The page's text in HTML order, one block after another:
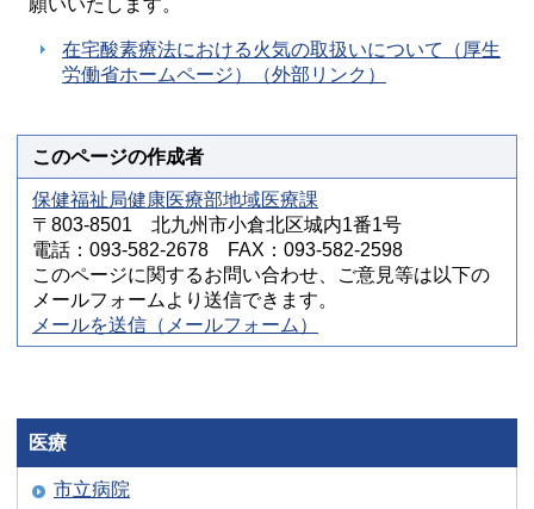
願いいたします。
在宅酸素療法における火気の取扱いについて（厚生
労働省ホームページ）（外部リンク）
このページの作成者
保健福祉局健康医療部地域医療課
〒803-8501 北九州市小倉北区城内1番1号
電話：093-582-2678 FAX：093-582-2598
このページに関するお問い合わせ、ご意見等は以下の
メールフォームより送信できます。
メールを送信（メールフォーム）
医療
市立病院